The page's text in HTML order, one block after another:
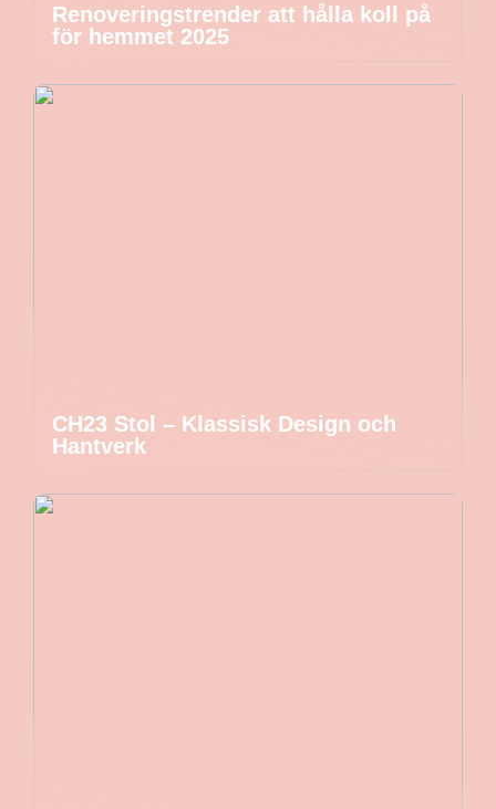
Renoveringstrender att hålla koll på
för hemmet 2025
CH23 Stol – Klassisk Design och
Hantverk